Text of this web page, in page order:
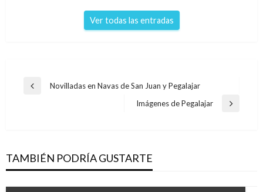
Ver todas las entradas
Navegación
Entrada
Novilladas en Navas de San Juan y Pegalajar
Entrada
Imágenes de Pegalajar
TAMBIÉN PODRÍA GUSTARTE